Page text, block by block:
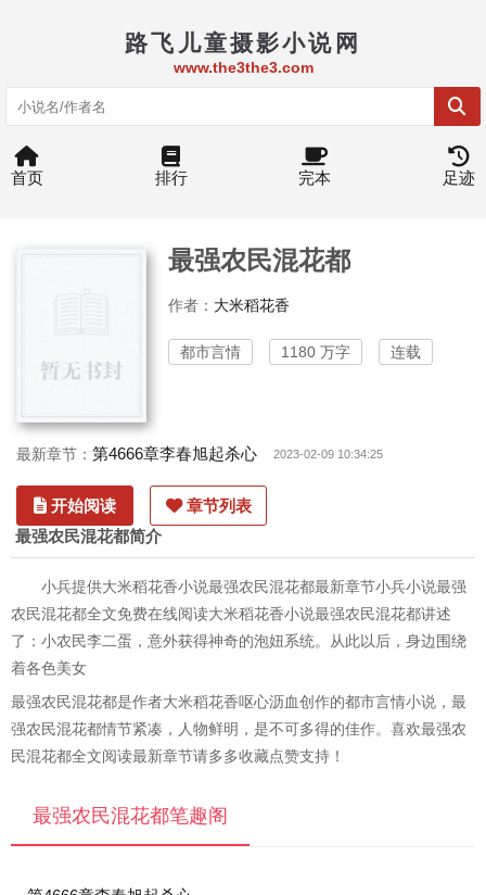
路飞儿童摄影小说网
www.the3the3.com
首页 排行 完本 足迹
最强农民混花都
作者： 大米稻花香
都市言情 1180 万字 连载
最新章节： 第4666章李春旭起杀心 2023-02-09 10:34:25
开始阅读 章节列表
最强农民混花都简介
小兵提供大米稻花香小说最强农民混花都最新章节小兵小说最强
农民混花都全文免费在线阅读大米稻花香小说最强农民混花都讲述
了：小农民李二蛋，意外获得神奇的泡妞系统。从此以后，身边围绕
着各色美女
最强农民混花都是作者大米稻花香呕心沥血创作的都市言情小说，最
强农民混花都情节紧凑，人物鲜明，是不可多得的佳作。喜欢最强农
民混花都全文阅读最新章节请多多收藏点赞支持！
最强农民混花都笔趣阁